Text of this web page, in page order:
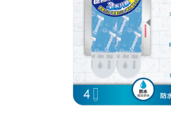
１．透過由恩沛科技股份有限公司提供之「
易，需依本服務之必要範圍內提供個人資料，並
權轉讓予恩沛科技股份有限公司。
２．關於個人資料處理事宜，請瀏覽以下網址：
https://aftee.tw/terms/#terms3
３．未成年的使用者請事先徵得法定代理人或監
「AFTEE先享後付」，若未經同意申辦者引起
４．使用「AFTEE先享後付」時，將依據個別
每筆NT$120，滿NT$899(含以上)免運費